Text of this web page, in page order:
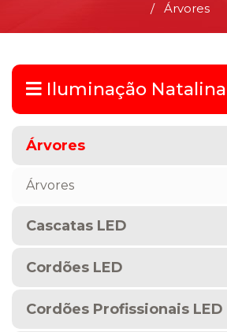
Árvores
Iluminação
Árvores
Árvores
Cascatas LED
Cordões LED
Cordões Profissionais LED